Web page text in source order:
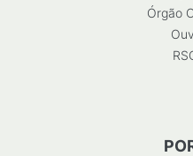
Órgão